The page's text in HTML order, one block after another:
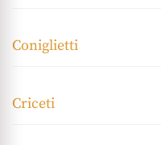
Coniglietti
Criceti